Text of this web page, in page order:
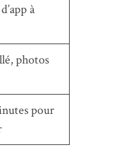
à
photos
pour